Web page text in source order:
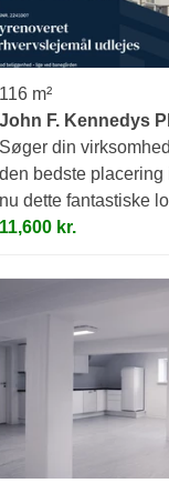
116 m²
John F. Kennedys
Søger din
den bedste
nu dette fantastiske
11,600 kr.